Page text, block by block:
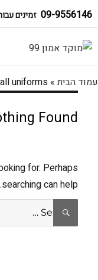
09-9556146 זמינים עבורכם
עמוד הבית»
uniforms
Found
for. Perhaps
searching can help.
Search
for:
SEARCH